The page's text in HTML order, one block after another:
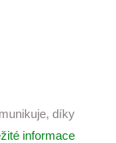
díky
informace